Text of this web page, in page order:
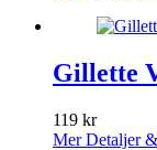
Gillette
119 kr
Mer Detaljer